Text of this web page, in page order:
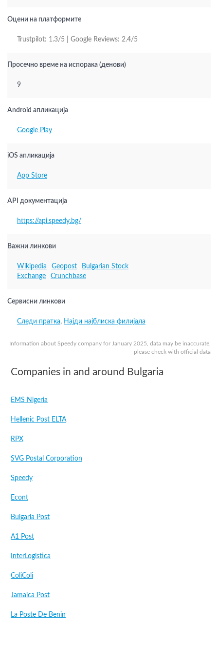
Information about Speedy company for January 2025, data may be inaccurate,
please check with official data
Оцени на платформите
Trustpilot: 1.3/5 | Google Reviews: 2.4/5
Просечно време на испорака (денови)
9
Android апликација
Google Play
iOS апликација
App Store
API документација
https://api.speedy.bg/
Важни линкови
Wikipedia Geopost
Bulgarian Stock
Exchange
Crunchbase
Сервисни линкови
Следи пратка, Најди најблиска филијала
Companies in and around Bulgaria
EMS Nigeria
Hellenic Post ELTA
RPX
SVG Postal Corporation
Speedy
Econt
Bulgaria Post
A1 Post
InterLogistica
ColiColi
Jamaica Post
La Poste De Benin